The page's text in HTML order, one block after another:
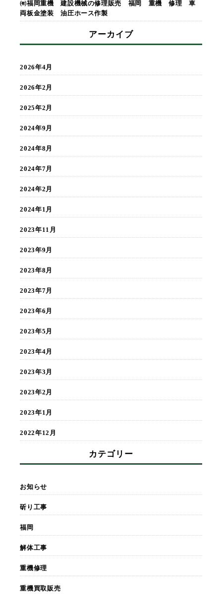
㈲福岡重機 建設機械の修理販売 福岡 重機 修理 車
両板金塗装 油圧ホース作製
アーカイブ
2026年4月
2026年2月
2025年2月
2024年9月
2024年8月
2024年7月
2024年2月
2024年1月
2023年11月
2023年9月
2023年8月
2023年7月
2023年6月
2023年5月
2023年4月
2023年3月
2023年2月
2023年1月
2022年12月
カテゴリー
お知らせ
斫り工事
福岡
解体工事
重機修理
重機買取販売